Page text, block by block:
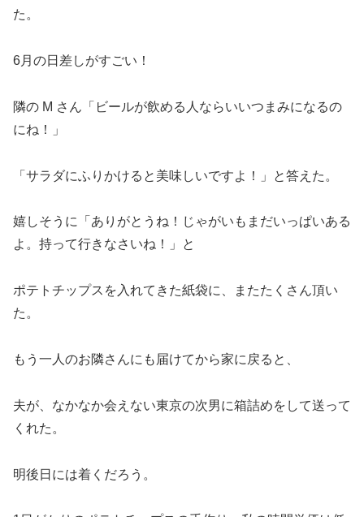
た。
6月の日差しがすごい！
隣の M さん「ビールが飲める人ならいいつまみになるの
にね！」
「サラダにふりかけると美味しいですよ！」と答えた。
嬉しそうに「ありがとうね！じゃがいもまだいっぱいある
よ。持って行きなさいね！」と
ポテトチップスを入れてきた紙袋に、またたくさん頂い
た。
もう一人のお隣さんにも届けてから家に戻ると、
夫が、なかなか会えない東京の次男に箱詰めをして送って
くれた。
明後日には着くだろう。